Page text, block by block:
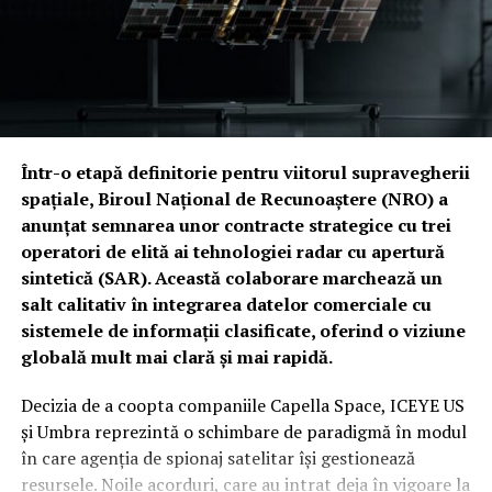
supraviețuirea financiară, proiectul îngheață bugetul
Pentagonului la nivelul anului fiscal 2026 și, mai grav,
Această „paralizie” temporară lovește direct în
prioritățile Casei Albe. Congresul a ignorat, până în
acest moment, solicitările pentru excepții bugetare
majore. Printre victimele colaterale ale acestui blocaj se
numără finanțarea de un miliard de dolari pentru
cuirasatul din clasa „Trump” și autorizarea plăților
pentru cinci contracte multianuale de achiziție de
muniție, esențiale în actualul context global.
Spectrul „Shutdown-ului”: Miza electorală a unui
blocaj administrativ
Miza acestei dispute depășește sfera administrativă,
intrând adânc în teritoriul strategiei electorale. Un
blocaj guvernamental chiar înainte de alegeri ar putea
Într-o etapă definitorie pentru viitorul supravegherii
spațiale, Biroul Național de Recunoaștere (NRO) a
anunțat semnarea unor contracte strategice cu trei
operatori de elită ai tehnologiei radar cu apertură
sintetică (SAR). Această colaborare marchează un
salt calitativ în integrarea datelor comerciale cu
sistemele de informații clasificate, oferind o viziune
globală mult mai clară și mai rapidă.
Decizia de a coopta companiile Capella Space, ICEYE US
și Umbra reprezintă o schimbare de paradigmă în modul
în care agenția de spionaj satelitar își gestionează
resursele. Noile acorduri, care au intrat deja în vigoare la